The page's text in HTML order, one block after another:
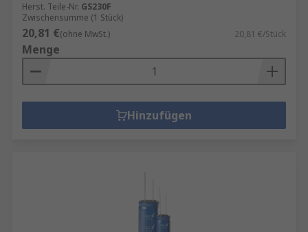
Herst. Teile-Nr. GS230F
Zwischensumme (1 Stück)
20,81 €(ohne MwSt.) 20,81 €/Stück
Menge
Hinzufügen